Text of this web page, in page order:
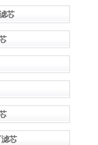
芯
芯